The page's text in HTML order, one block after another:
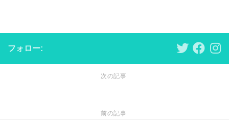
フォロー:
次の記事
前の記事